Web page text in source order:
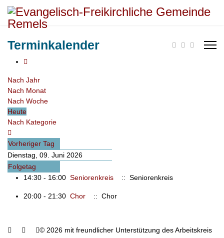
Terminkalender
Nach Jahr
Nach Monat
Nach Woche
Heute
Nach Kategorie
Vorheriger Tag
Dienstag, 09. Juni 2026
Folgetag
14:30 - 16:00 Seniorenkreis :: Seniorenkreis
20:00 - 21:30 Chor :: Chor
© 2026 mit freundlicher Unterstützung des Arbeitskreis